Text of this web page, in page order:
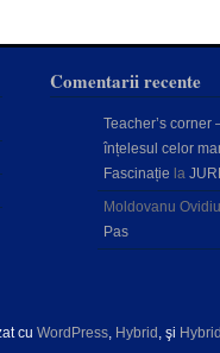
Comentarii recente
Teacher’s corner
înțelesul celor
Fascinație la
Moldovanu Ovidiu
Pas
cu WordPress, Hybrid , şi